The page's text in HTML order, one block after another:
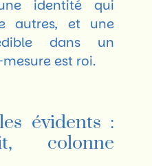
identité qui
autres, et une
dans un
est roi.
évidents :
colonne